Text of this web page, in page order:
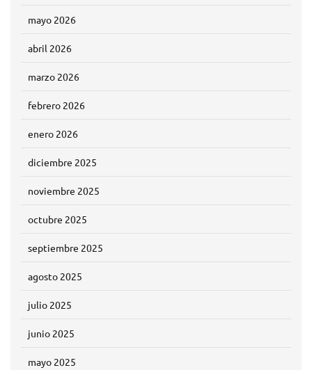
mayo 2026
abril 2026
marzo 2026
febrero 2026
enero 2026
diciembre 2025
noviembre 2025
octubre 2025
septiembre 2025
agosto 2025
julio 2025
junio 2025
mayo 2025